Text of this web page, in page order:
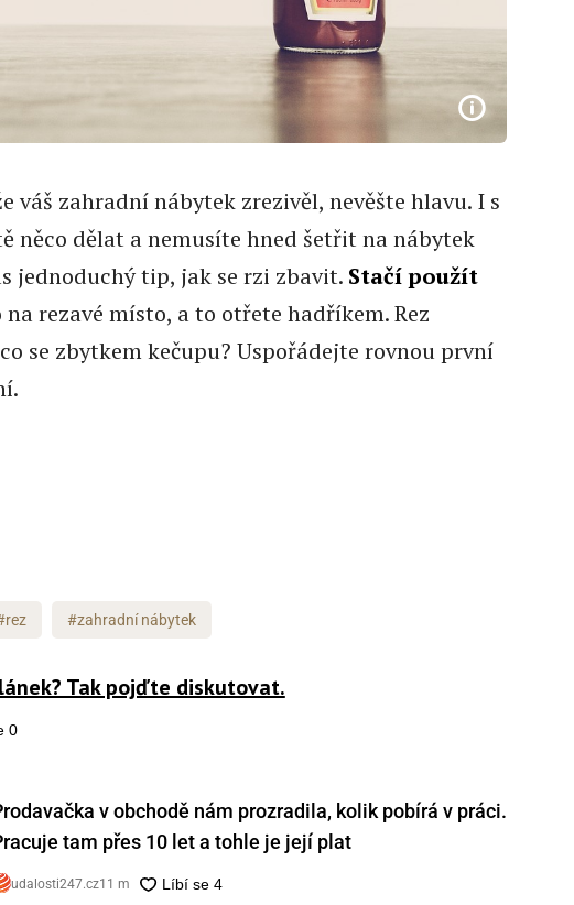
váš zahradní nábytek zrezivěl, nevěšte hlavu. I s
něco dělat a nemusíte hned šetřit na nábytek
jednoduchý tip, jak se rzi zbavit. Stačí použít
na rezavé místo, a to otřete hadříkem. Rez
se zbytkem kečupu? Uspořádejte rovnou první
#zahradní nábytek
Tak pojďte diskutovat.
0
v obchodě nám prozradila, kolik pobírá v práci.
tam přes 10 let a tohle je její plat
udalosti247.cz11 m